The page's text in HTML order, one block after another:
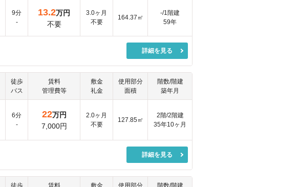
9分
-
13.2万円
不要
3.0ヶ月
不要
164.37㎡
-/1階建
59年
詳細を見る
徒歩
バス
賃料
管理費等
敷金
礼金
使用部分
面積
階数/階建
築年月
6分
-
22万円
7,000円
2.0ヶ月
不要
127.85㎡
2階/2階建
35年10ヶ月
詳細を見る
徒歩
賃料
敷金
使用部分
階数/階建